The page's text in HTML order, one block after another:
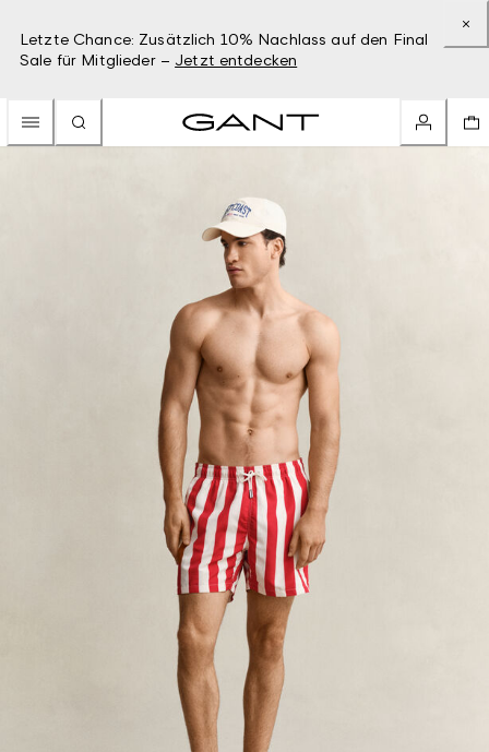
Letzte Chance: Zusätzlich 10% Nachlass auf den Final
Sale für Mitglieder – Jetzt entdecken